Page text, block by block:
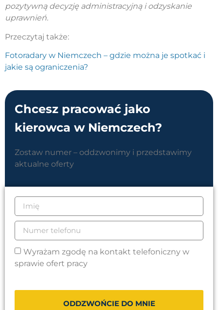
pozytywną decyzję administracyjną i odzyskanie
uprawnień.
Przeczytaj także:
Fotoradary w Niemczech – gdzie można je spotkać i
jakie są ograniczenia?
Chcesz pracować jako
kierowca w Niemczech?
Zostaw numer – oddzwonimy i przedstawimy
aktualne oferty
Wyrażam zgodę na kontakt telefoniczny w
sprawie ofert pracy
ODDZWOŃCIE DO MNIE